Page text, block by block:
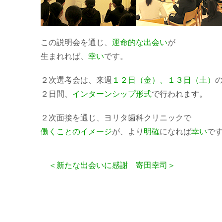
この説明会を通じ、 運命的な出会いが
生まれれば、 幸いです。
２次選考会は、来週 １２日（金）、１３日（土）
２日間、 インターンシップ形式で行われます。
２次面接を通じ、ヨリタ歯科クリニックで
働くことのイメージが、より 明確になれば幸いで
＜新たな出会いに感謝 寄田幸司＞